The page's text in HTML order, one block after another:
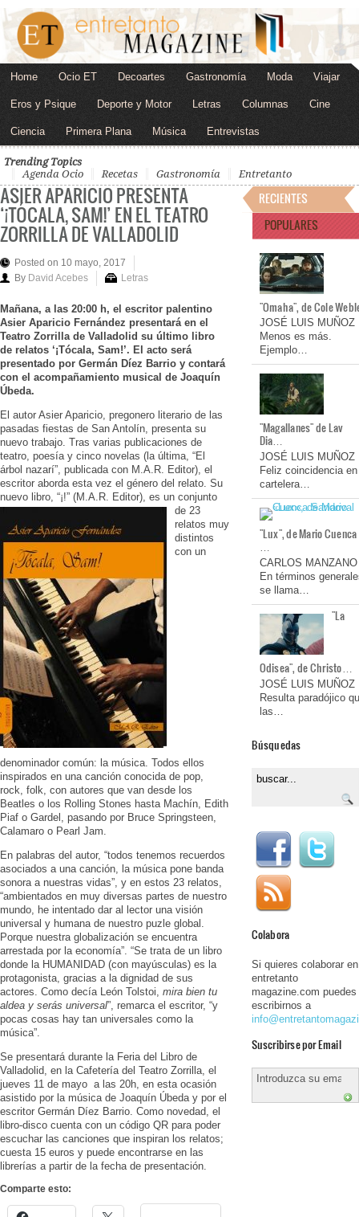
Home Ocio ET Decoartes Gastronomía Moda Viajar
Eros y Psique Deporte y Motor Letras Columnas Cine
Ciencia Primera Plana Música Entrevistas
Trending Topics
Agenda Ocio
Recetas Gastronomía Entretanto
ASIER APARICIO PRESENTA
‘¡TÓCALA, SAM!’ EN EL TEATRO
ZORRILLA DE VALLADOLID
Posted on 10 mayo, 2017
By David Acebes Letras
Mañana, a las 20:00 h, el escritor palentino
Asier Aparicio Fernández presentará en el
Teatro Zorrilla de Valladolid su último libro
de relatos ‘¡Tócala, Sam!’. El acto será
presentado por Germán Díez Barrio y contará
con el acompañamiento musical de Joaquín
Úbeda.
El autor Asier Aparicio, pregonero literario de las
pasadas fiestas de San Antolín, presenta su
nuevo trabajo. Tras varias publicaciones de
teatro, poesía y cinco novelas (la última, “El
árbol nazarí”, publicada con M.A.R. Editor), el
escritor aborda esta vez el género del relato. Su
nuevo libro, “¡!” (M.A.R. Editor), es un conjunto
de 23
relatos muy
distintos
con un
denominador común: la música. Todos ellos
inspirados en una canción conocida de pop,
rock, folk, con autores que van desde los
Beatles o los Rolling Stones hasta Machín, Edith
Piaf o Gardel, pasando por Bruce Springsteen,
Calamaro o Pearl Jam.
En palabras del autor, “todos tenemos recuerdos
asociados a una canción, la música pone banda
sonora a nuestras vidas”, y en estos 23 relatos,
“ambientados en muy diversas partes de nuestro
mundo, he intentado dar al lector una visión
universal y humana de nuestro puzle global.
Porque nuestra globalización se encuentra
arrestada por la economía”. “Se trata de un libro
donde la HUMANIDAD (con mayúsculas) es la
protagonista, gracias a la dignidad de sus
actores. Como decía León Tolstoi, mira bien tu
aldea y serás universal”, remarca el escritor, “y
pocas cosas hay tan universales como la
música”.
Se presentará durante la Feria del Libro de
Valladolid, en la Cafetería del Teatro Zorrilla, el
jueves 11 de mayo a las 20h, en esta ocasión
asistido por la música de Joaquín Úbeda y por el
escritor Germán Díez Barrio. Como novedad, el
libro-disco cuenta con un código QR para poder
escuchar las canciones que inspiran los relatos;
cuesta 15 euros y puede encontrarse en las
librerías a partir de la fecha de presentación.
Comparte esto:
RECIENTES
POPULARES
"Omaha", de Cole
JOSÉ LUIS MUÑOZ
Menos es más.
Ejemplo…
"Magallanes" de Lav
Dia…
JOSÉ LUIS MUÑOZ
Feliz coincidencia en
cartelera…
"Lux", de Mario Cuenca
…
CARLOS MANZANO
En términos
se llama…
"La
Odisea", de Christo…
JOSÉ LUIS MUÑOZ
Resulta paradójico
las…
Búsquedas
Colabora
Si quieres colaborar en
entretanto
magazine.com puedes
escribirnos a
Suscribirse por Email